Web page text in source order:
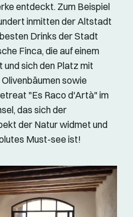
entdeckt. Zum Beispiel
inmitten der Altstadt
Drinks der Stadt
Finca, die auf einem
sich den Platz mit
sowie
"Es Raco d'Artà" im
das sich der
der Natur widmet und
Must-see ist!